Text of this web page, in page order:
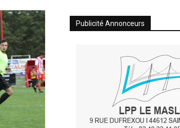
Publicité Annonceurs